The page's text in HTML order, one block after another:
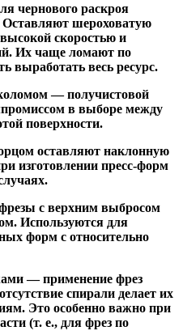
чернового раскроя
шероховатую
скоростью и
Их чаще ломают по
выработать весь ресурс.
— получистовой
в выборе между
поверхности.
оставляют наклонную
изготовлении пресс-форм
с верхним выбросом
Используются для
форм с относительно
— применение фрез
спирали делает их
Это особенно важно при
(т. е., для фрез по